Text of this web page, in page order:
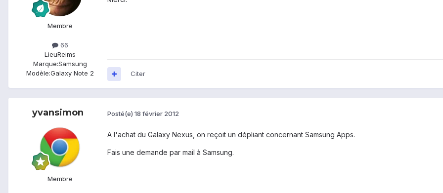
Membre
66
LieuReims
Marque:Samsung
Modèle:Galaxy Note 2 Citer
yvansimon
Membre
Posté(e) 18 février 2012
A l'achat du Galaxy Nexus, on reçoit un dépliant concernant Samsung Apps.
Fais une demande par mail à Samsung.